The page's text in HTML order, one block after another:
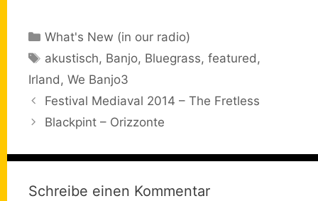
Kategorien
What's New (in our radio)
Schlagwörter
akustisch, Banjo, Bluegrass,featured,
Irland, We Banjo3
Festival Mediaval 2014 – The Fretless
Blackpint – Orizzonte
Schreibe einen Kommentar